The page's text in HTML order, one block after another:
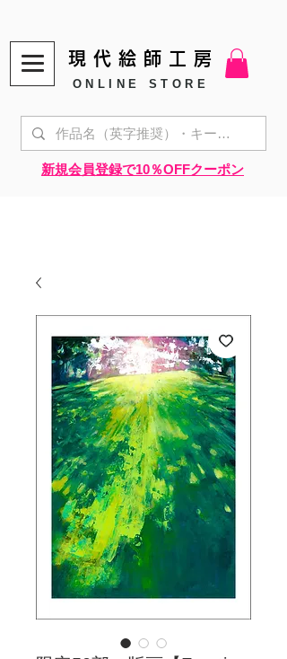
現代絵師工房
ONLINE STORE
​新規会員登録で10％OFFクーポン